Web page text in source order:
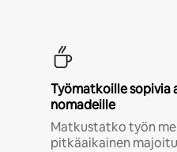
Työmatkoille sopivia
nomadeille
Matkustatko työn
pitkäaikainen